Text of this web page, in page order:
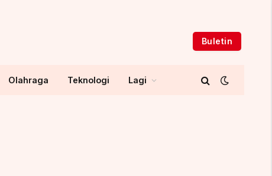
Buletin
Olahraga Teknologi Lagi